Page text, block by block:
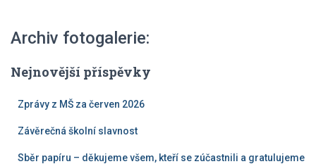
Archiv fotogalerie:
Nejnovější příspěvky
Zprávy z MŠ za červen 2026
Závěrečná školní slavnost
Sběr papíru – děkujeme všem, kteří se zúčastnili a gratulujeme